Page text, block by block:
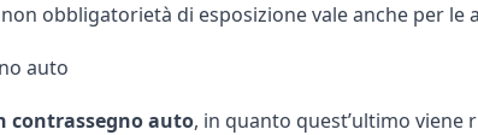
obbligatorietà di esposizione vale anche per le
auto
contrassegnoauto, in quanto quest’ultimo